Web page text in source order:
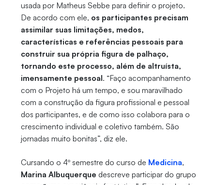
usada por Matheus Sebbe para definir o projeto.
De acordo com ele, os participantes precisam
assimilar suas limitações, medos,
características e referências pessoais para
construir sua própria figura de palhaço,
tornando este processo, além de altruísta,
imensamente pessoal. “Faço acompanhamento
com o Projeto há um tempo, e sou maravilhado
com a construção da figura profissional e pessoal
dos participantes, e de como isso colabora para o
crescimento individual e coletivo também. São
jornadas muito bonitas”, diz ele.
Cursando o 4º semestre do curso de Medicina,
Marina Albuquerque descreve participar do grupo